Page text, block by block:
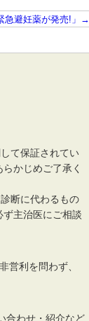
急避妊薬が発売!」→
て保証されてい
かじめご了承く
断に代わるもの
主治医にご相談
営利を問わず、
合わせ・紹介など